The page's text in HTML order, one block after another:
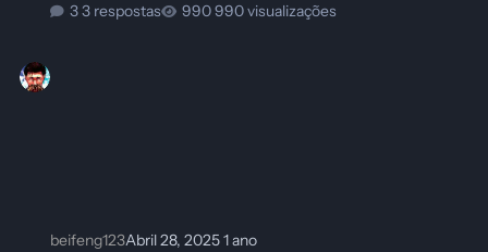
3 respostas
990 visualizações
beifeng123Abril 28, 20251 ano